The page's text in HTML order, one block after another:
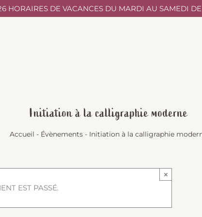
DE VACANCES DU MARDI AU SAMEDI DE
Initiation à la calligraphie moderne
Accueil - Évènements - Initiation à la calligraphie
EST PASSÉ.
×